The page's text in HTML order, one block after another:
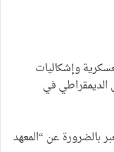
وإشكاليات
الديمقراطي في
بالضرورة عن “المعهد